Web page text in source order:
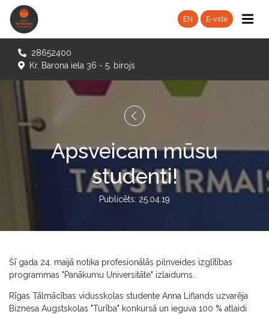
EN E-vide
28652400
Kr. Barona iela 36 - 5. birojs
Apsveicam mūsu
studenti!
Publicēts: 25.04.19
Šī gada 24. maijā notika profesionālās pilnveides izglītības
programmas "Panākumu Universitāte" izlaidums.
Rīgas Tālmācības vidusskolas studente Anna Liflands uzvarēja
Biznesa Augstskolas "Turība" konkursā un ieguva 100 % atlaidi